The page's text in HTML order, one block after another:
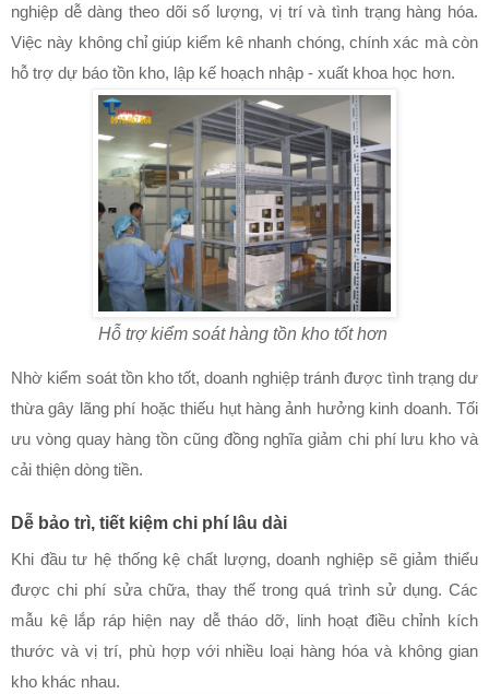
nghiệp dễ dàng theo dõi số lượng, vị trí và tình trạng hàng hóa.
Việc này không chỉ giúp kiểm kê nhanh chóng, chính xác mà còn
hỗ trợ dự báo tồn kho, lập kế hoạch nhập - xuất khoa học hơn.
Hỗ trợ kiểm soát hàng tồn kho tốt hơn
Nhờ kiểm soát tồn kho tốt, doanh nghiệp tránh được tình trạng dư
thừa gây lãng phí hoặc thiếu hụt hàng ảnh hưởng kinh doanh. Tối
ưu vòng quay hàng tồn cũng đồng nghĩa giảm chi phí lưu kho và
cải thiện dòng tiền.
Dễ bảo trì, tiết kiệm chi phí lâu dài
Khi đầu tư hệ thống kệ chất lượng, doanh nghiệp sẽ giảm thiểu
được chi phí sửa chữa, thay thế trong quá trình sử dụng. Các
mẫu kệ lắp ráp hiện nay dễ tháo dỡ, linh hoạt điều chỉnh kích
thước và vị trí, phù hợp với nhiều loại hàng hóa và không gian
kho khác nhau.